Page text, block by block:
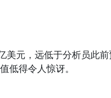
美元，远低于分析员此
低得令人惊讶。